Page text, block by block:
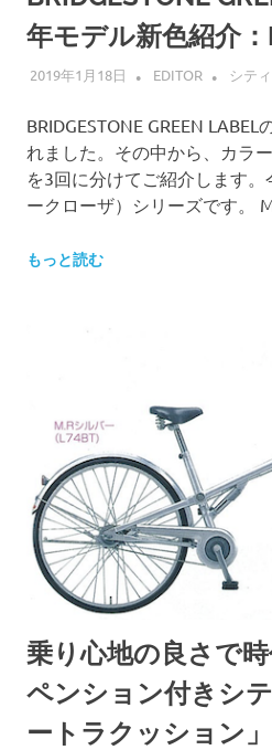
年モデル新色紹介
2019年1月18日 EDITOR シテ
BRIDGESTONE GREEN
れました。その中から、カラ
を3回に分けてご紹介します。
ークローザ）シリーズです。
もっと読む
乗り心地の良さで
ペンション付きシ
ートラクッション」